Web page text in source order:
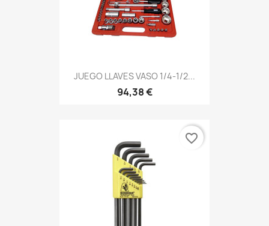
JUEGO LLAVES VASO 1/4-1/2...
94,38 €
favorite_border